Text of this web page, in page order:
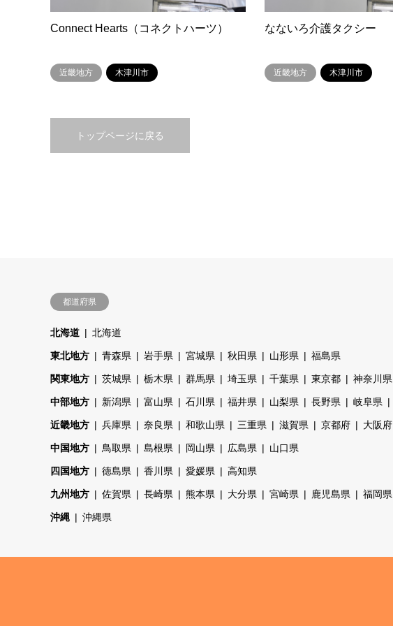
Connect Hearts（コネクトハーツ）
近畿地方 木津川市
なないろ介護タクシー
近畿地方 木津川市
トップページに戻る
都道府県
北海道 北海道
東北地方 青森県 岩手県 宮城県 秋田県 山形県 福島県
関東地方 茨城県 栃木県 群馬県 埼玉県 千葉県 東京都 神奈川県
中部地方 新潟県 富山県 石川県 福井県 山梨県 長野県 岐阜県
近畿地方 兵庫県 奈良県 和歌山県 三重県 滋賀県 京都府 大阪府
中国地方 鳥取県 島根県 岡山県 広島県 山口県
四国地方 徳島県 香川県 愛媛県 高知県
九州地方 佐賀県 長崎県 熊本県 大分県 宮崎県 鹿児島県 福岡県
沖縄 沖縄県